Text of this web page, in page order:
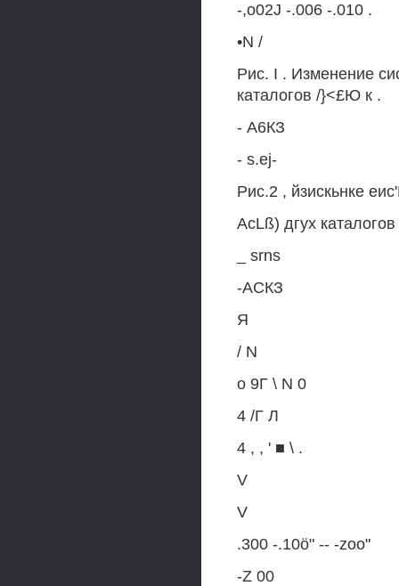
-,o02J -.006 -.010 .
•N /
Рис. I . Изменение
каталогов /}<£Ю к .
- А6КЗ
- s.ej-
Рис.2 , йзискьнке
AcLß) дгух
_ srns
-АСКЗ
Я
/ N
о 9Г \ N 0
4 /Г Л
4 , , ' ■ \ .
V
V
.300 -.10ö" -- -zoo"
-Z 00